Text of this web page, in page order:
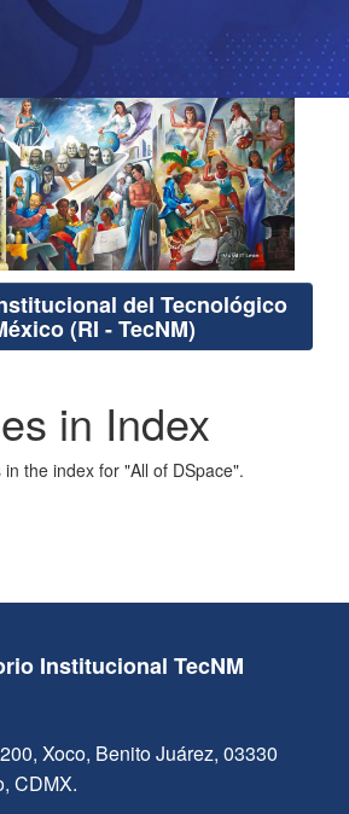
del Tecnológico
(RI - TecNM)
in Index
the index for "All of DSpace".
Institucional TecNM
Xoco, Benito Juárez, 03330
CDMX.